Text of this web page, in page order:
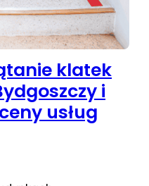
klatek
i
usług